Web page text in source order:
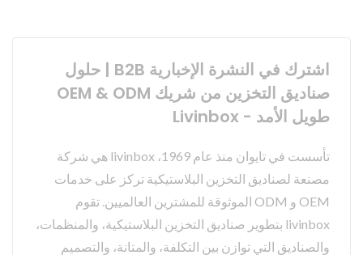
اشترك في النشرة الإخبارية B2B | حلول
صناديق التخزين من شريك OEM & ODM
طويل الأمد - Livinbox
تأسست في تايوان منذ عام 1969، livinbox هي شركة
مصنعة لصناديق التخزين البلاستيكية تركز على خدمات
OEM و ODM الموثوقة للمشترين العالميين. تقوم
livinbox بتطوير صناديق التخزين البلاستيكية، والمنظمات،
والصناديق التي توازن بين التكلفة، والمتانة، والتصميم